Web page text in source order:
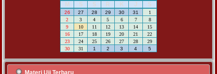
M
S S R K J S
26 27 28 29 30 31
1
2
3 4 5 6 7
8
9
10 11 12 13 14
15
16
17 18 19 20 21
22
23
24 25 26 27 28
29
30
31 1 2 3 4 5
Materi Uji Terbaru